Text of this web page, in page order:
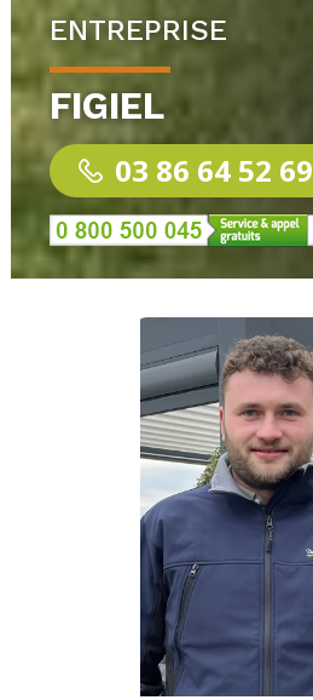
ENTREPRISE
FIGIEL
03 86 64 52 69